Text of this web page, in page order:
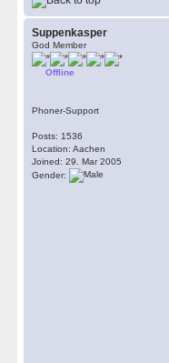
Suppenkasper
God Member
Offline
Phoner-Support
Posts: 1536
Location: Aachen
Joined: 29. Mar 2005
Gender: